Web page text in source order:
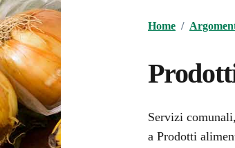
Home /
Servizi
a Prodotti